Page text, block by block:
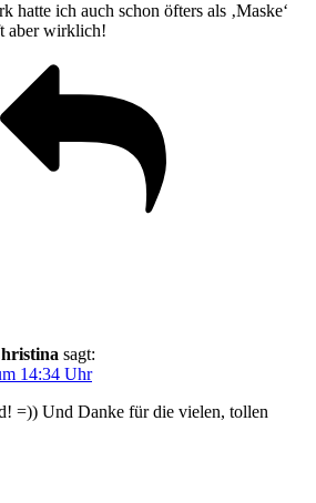
hatte ich auch schon öfters als ‚Maske‘
aber wirklich!
sagt:
14:34 Uhr
=)) Und Danke für die vielen, tollen